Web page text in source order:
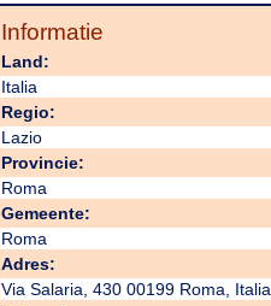
Informatie
Land:
Italia
Regio:
Lazio
Provincie:
Roma
Gemeente:
Roma
Adres:
Via Salaria, 430 00199 Roma, Italia